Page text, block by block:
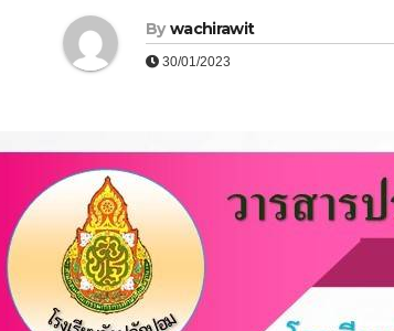
By wachirawit
30/01/2023